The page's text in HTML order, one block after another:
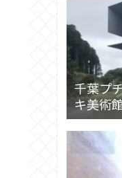
千葉プ
キ美術